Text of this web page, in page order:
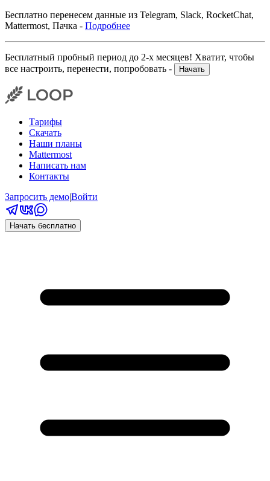
Бесплатно перенесем данные из Telegram, Slack, RocketChat,
Mattermost, Пачка - Подробнее
Бесплатный пробный период до 2-х месяцев! Хватит, чтобы
все настроить, перенести, попробовать -
Начать
Тарифы
Скачать
Наши планы
Mattermost
Написать нам
Контакты
Запросить демо|Войти
Начать бесплатно